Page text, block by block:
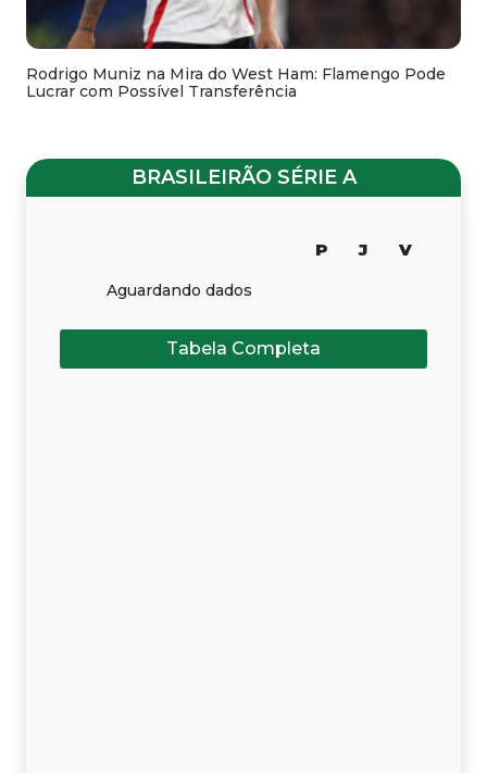
Rodrigo Muniz na Mira do West Ham: Flamengo Pode
Lucrar com Possível Transferência
BRASILEIRÃO SÉRIE A
P J V
Aguardando dados
Tabela Completa